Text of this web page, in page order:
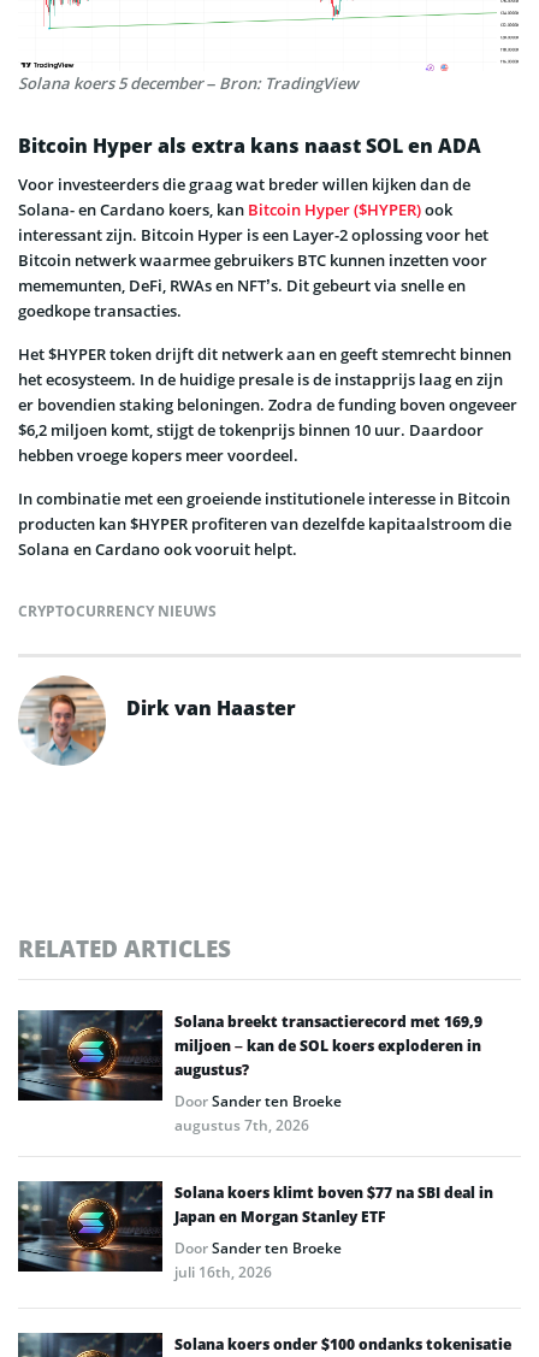
Solana koers 5 december – Bron: TradingView
Bitcoin Hyper als extra kans naast SOL en ADA
Voor investeerders die graag wat breder willen kijken dan de
Solana- en Cardano koers, kan Bitcoin Hyper ($HYPER)ook
interessant zijn. Bitcoin Hyper is een Layer-2 oplossing voor het
Bitcoin netwerk waarmee gebruikers BTC kunnen inzetten voor
mememunten, DeFi, RWAs en NFT’s. Dit gebeurt via snelle en
goedkope transacties.
Het $HYPER token drijft dit netwerk aan en geeft stemrecht binnen
het ecosysteem. In de huidige presale is de instapprijs laag en zijn
er bovendien staking beloningen. Zodra de funding boven ongeveer
$6,2 miljoen komt, stijgt de tokenprijs binnen 10 uur. Daardoor
hebben vroege kopers meer voordeel.
In combinatie met een groeiende institutionele interesse in Bitcoin
producten kan $HYPER profiteren van dezelfde kapitaalstroom die
Solana en Cardano ook vooruit helpt.
CRYPTOCURRENCY NIEUWS
Dirk van Haaster
RELATED ARTICLES
Solana breekt transactierecord met 169,9
miljoen – kan de SOL koers exploderen in
augustus?
DoorSander ten Broeke
augustus 7th, 2026
Solana koers klimt boven $77 na SBI deal in
Japan en Morgan Stanley ETF
DoorSander ten Broeke
juli 16th, 2026
Solana koers onder $100 ondanks tokenisatie